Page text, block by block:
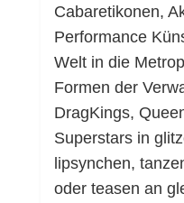
Cabaretikonen,
Performance
Welt in die
Formen der
DragKings,
Superstars in
lipsynchen,
oder teasen an